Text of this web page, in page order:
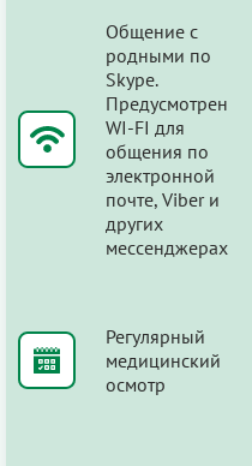
Общение с
родными по
Skype.
Предусмотрен
WI-FI для
общения по
электронной
почте, Viber и
других
мессенджерах
Регулярный
медицинский
осмотр